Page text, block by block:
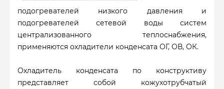
подогревателей низкого давления и
подогревателей сетевой воды систем
централизованного теплоснабжения,
применяются охладители конденсата ОГ, ОВ, ОК.
Охладитель конденсата по конструктиву
представляет собой кожухотрубчатый